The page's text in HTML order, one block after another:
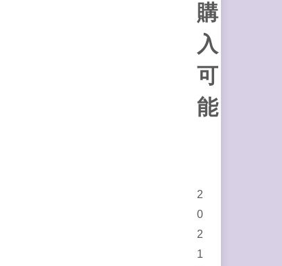
購
入
可
能
2
0
2
1